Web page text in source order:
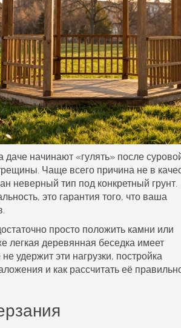
начинают «гулять» после
Чаще всего причина не в
неверный тип под конкретный грунт.
это гарантия того, что ваша
просто положить камни или
легкая деревянная беседка имеет
удержит эти нагрузки, постройка
и как рассчитать её